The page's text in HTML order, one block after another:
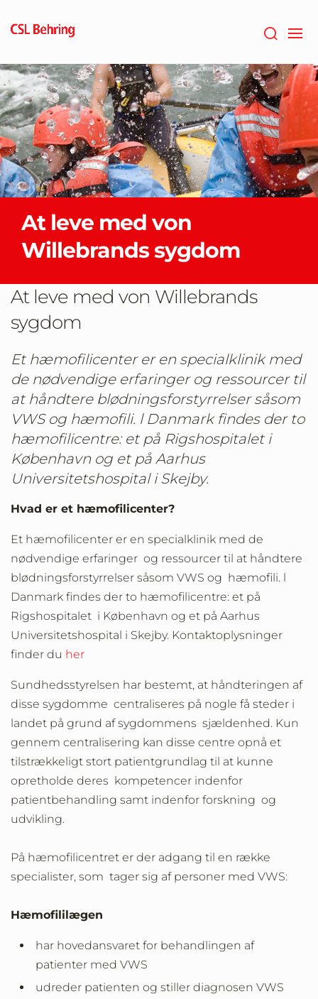
PRDZCHH
At leve med von
Willebrands sygdom
At leve med von Willebrands
sygdom
Et hæmofilicenter er en specialklinik med
de nødvendige erfaringer og ressourcer til
at håndtere blødningsforstyrrelser såsom
VWS og hæmofili. l Danmark findes der to
hæmofilicentre: et på Rigshospitalet i
København og et på Aarhus
Universitetshospital i Skejby.
Hvad er et hæmofilicenter?
Et hæmofilicenter er en specialklinik med de
nødvendige erfaringer og ressourcer til at håndtere
blødningsforstyrrelser såsom VWS og hæmofili. l
Danmark findes der to hæmofilicentre: et på
Rigshospitalet i København og et på Aarhus
Universitetshospital i Skejby. Kontaktoplysninger
finder du her
Sundhedsstyrelsen har bestemt, at håndteringen af
disse sygdomme centraliseres på nogle få steder i
landet på grund af sygdommens sjældenhed. Kun
gennem centralisering kan disse centre opnå et
tilstrækkeligt stort patientgrundlag til at kunne
opretholde deres kompetencer indenfor
patientbehandling samt indenfor forskning og
udvikling.
På hæmofilicentret er der adgang til en række
specialister, som tager sig af personer med VWS:
Hæmofililægen
har hovedansvaret for behandlingen af
patienter med VWS
udreder patienten og stiller diagnosen VWS